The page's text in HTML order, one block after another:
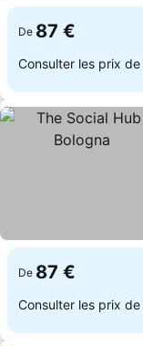
De 87 €
Consulter les prix de
De 87 €
Consulter les prix de